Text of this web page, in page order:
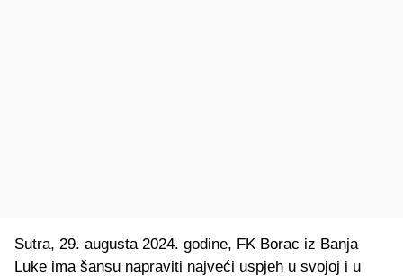
Sutra, 29. augusta 2024. godine, FK Borac iz Banja
Luke ima šansu napraviti najveći uspjeh u svojoj i u